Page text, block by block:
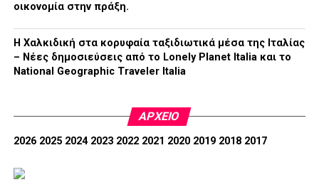
οικονομία στην πράξη.
Η Χαλκιδική στα κορυφαία ταξιδιωτικά μέσα της Ιταλίας
– Νέες δημοσιεύσεις από το Lonely Planet Italia και το
National Geographic Traveler Italia
ΑΡΧΕΊΟ
2026 2025 2024 2023 2022 2021 2020 2019 2018 2017